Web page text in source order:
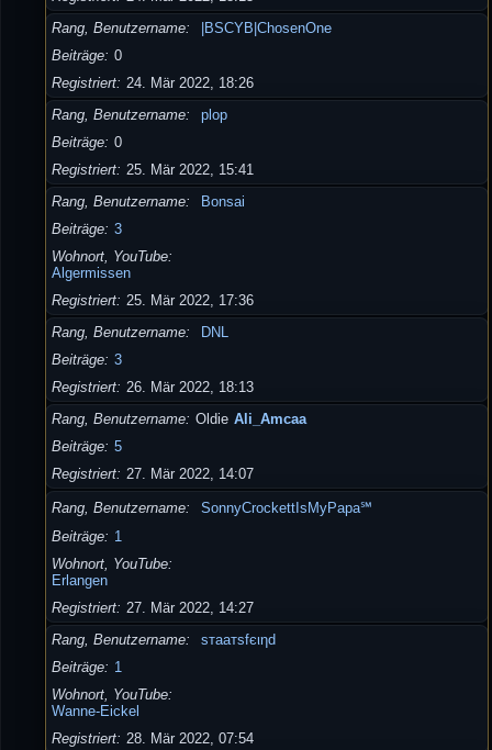
Rang, Benutzername
|BSCYB|ChosenOne
Beiträge 0
Registriert 24. Mär 2022, 18:26
Rang, Benutzername
plop
Beiträge 0
Registriert 25. Mär 2022, 15:41
Rang, Benutzername
Bonsai
Beiträge 3
Wohnort, YouTube
Algermissen
Registriert 25. Mär 2022, 17:36
Rang, Benutzername
DNL
Beiträge 3
Registriert 26. Mär 2022, 18:13
Rang, Benutzername Oldie Ali_Amcaa
Beiträge 5
Registriert 27. Mär 2022, 14:07
Rang, Benutzername
SonnyCrockettIsMyPapa℠
Beiträge
1
Wohnort, YouTube
Erlangen
Registriert 27. Mär 2022, 14:27
Rang, Benutzername
ѕтaaтѕfєιηd
Beiträge
1
Wohnort, YouTube
Wanne-Eickel
Registriert 28. Mär 2022, 07:54